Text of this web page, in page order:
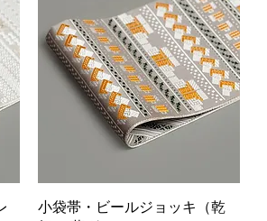
Vista rápida
小袋帯・ビールジョッキ（乾